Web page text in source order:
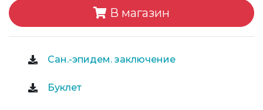
В магазин
Сан.-эпидем. заключение
Буклет